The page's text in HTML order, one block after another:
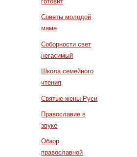
Советы молодой
маме
Соборности свет
негасимый
Школа семейного
чтения
Святые жены Руси
Православие в
звуке
Обзор
православной